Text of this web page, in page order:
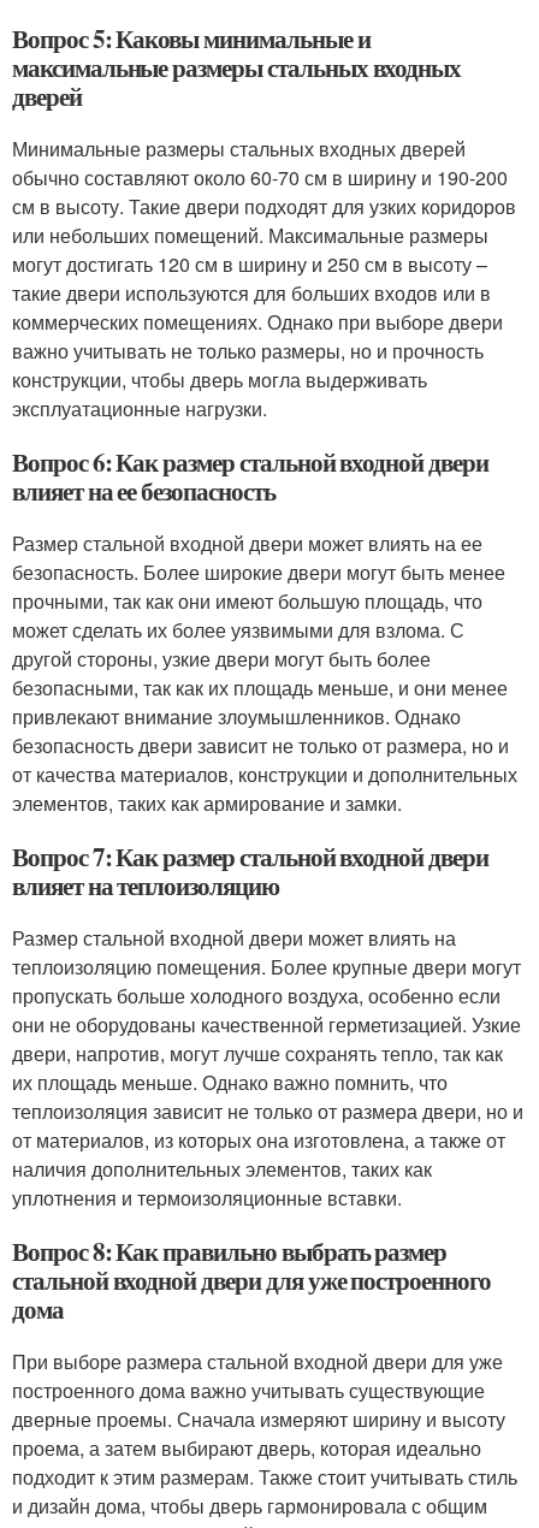
Вопрос 5: Каковы минимальные и
максимальные размеры стальных входных
дверей
Минимальные размеры стальных входных дверей
обычно составляют около 60-70 см в ширину и 190-200
см в высоту. Такие двери подходят для узких коридоров
или небольших помещений. Максимальные размеры
могут достигать 120 см в ширину и 250 см в высоту –
такие двери используются для больших входов или в
коммерческих помещениях. Однако при выборе двери
важно учитывать не только размеры, но и прочность
конструкции, чтобы дверь могла выдерживать
эксплуатационные нагрузки.
Вопрос 6: Как размер стальной входной двери
влияет на ее безопасность
Размер стальной входной двери может влиять на ее
безопасность. Более широкие двери могут быть менее
прочными, так как они имеют большую площадь, что
может сделать их более уязвимыми для взлома. С
другой стороны, узкие двери могут быть более
безопасными, так как их площадь меньше, и они менее
привлекают внимание злоумышленников. Однако
безопасность двери зависит не только от размера, но и
от качества материалов, конструкции и дополнительных
элементов, таких как армирование и замки.
Вопрос 7: Как размер стальной входной двери
влияет на теплоизоляцию
Размер стальной входной двери может влиять на
теплоизоляцию помещения. Более крупные двери могут
пропускать больше холодного воздуха, особенно если
они не оборудованы качественной герметизацией. Узкие
двери, напротив, могут лучше сохранять тепло, так как
их площадь меньше. Однако важно помнить, что
теплоизоляция зависит не только от размера двери, но и
от материалов, из которых она изготовлена, а также от
наличия дополнительных элементов, таких как
уплотнения и термоизоляционные вставки.
Вопрос 8: Как правильно выбрать размер
стальной входной двери для уже построенного
дома
При выборе размера стальной входной двери для уже
построенного дома важно учитывать существующие
дверные проемы. Сначала измеряют ширину и высоту
проема, а затем выбирают дверь, которая идеально
подходит к этим размерам. Также стоит учитывать стиль
и дизайн дома, чтобы дверь гармонировала с общим